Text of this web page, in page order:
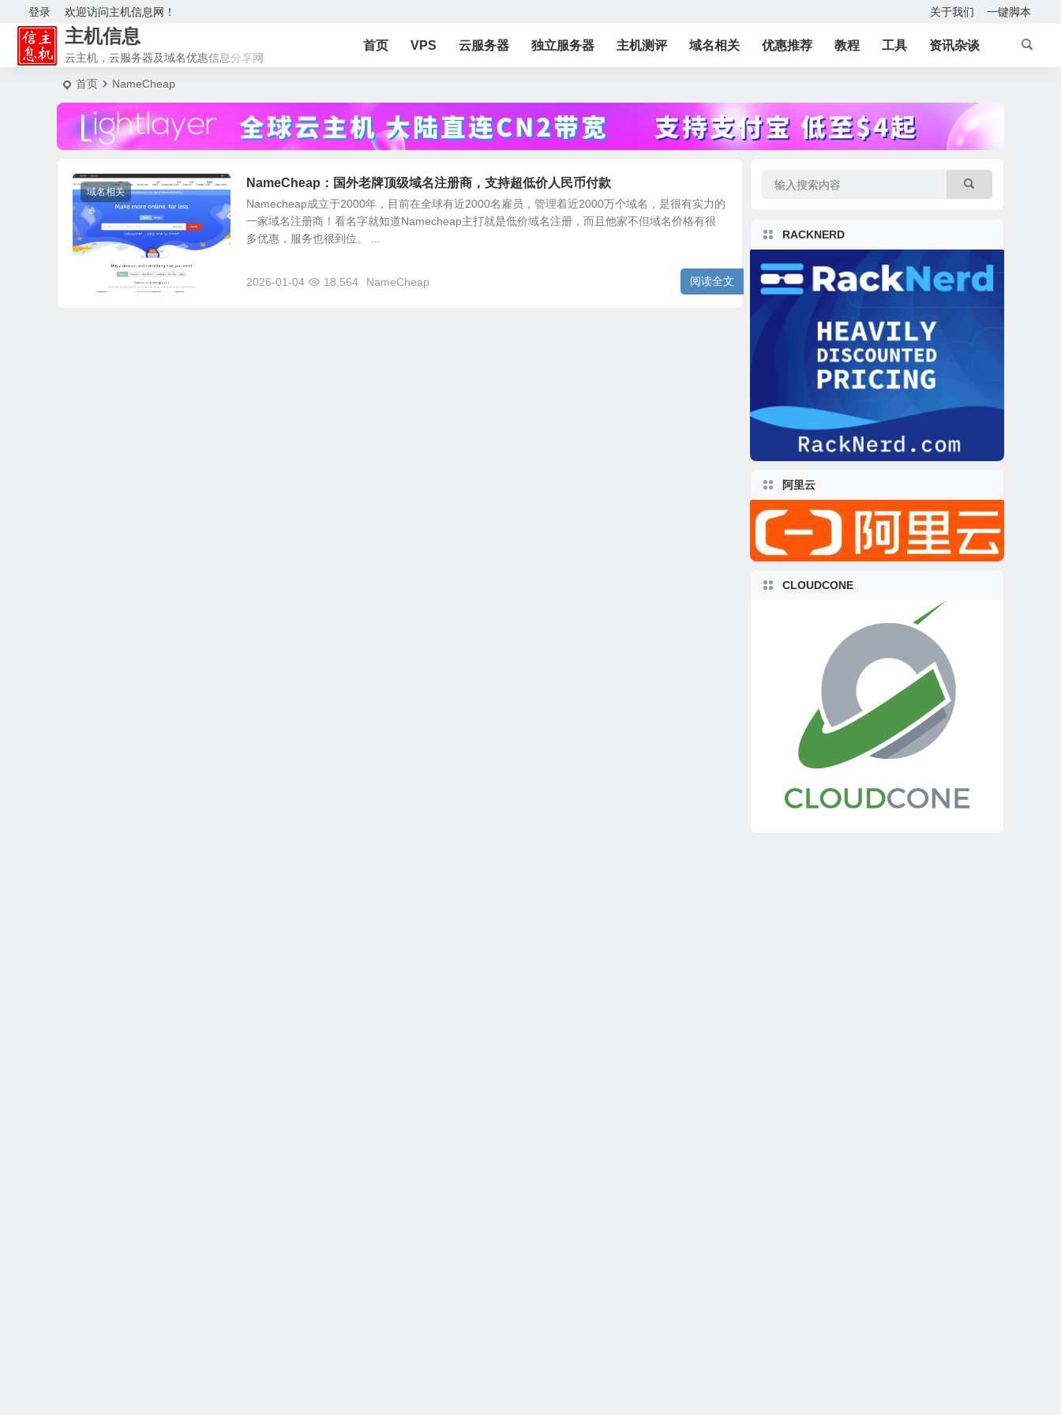
欢迎访问主机信息网！
登录 关于我们 一键脚本
主机信息
云主机，云服务器及域名优惠信息分享网
首页 VPS 云服务器 独立服务器 主机测评 域名相关 优惠推荐 教程 工具 资讯杂谈
首页 NameCheap
域名相关
NameCheap：国外老牌顶级域名注册商，支持超低价人民币付款
Namecheap成立于2000年，目前在全球有近2000名雇员，管理着近2000万个域名，是很有实力的
一家域名注册商！看名字就知道Namecheap主打就是低价域名注册，而且他家不但域名价格有很
多优惠，服务也很到位。 ...
2026-01-04 18,564 NameCheap 阅读全文
RACKNERD
阿里云
CLOUDCONE